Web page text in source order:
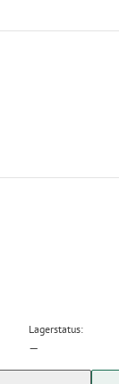
Lagerstatus:
—